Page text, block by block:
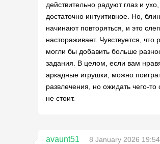
действительно радуют глаз и
достаточно интуитивное. Но,
начинают повторяться, и это
настораживает. Чувствуется, что
могли бы добавить больше
задания. В целом, если вам
аркадные игрушки, можно
развлечения, но ожидать чего-то
не стоит.
avaunt51
8 January 2026 19:54